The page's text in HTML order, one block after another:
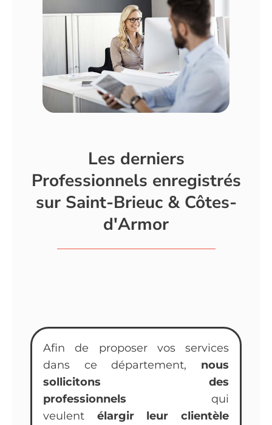
Les derniers
Professionnels enregistrés
sur Saint-Brieuc & Côtes-
d'Armor
Afin de proposer vos services
dans ce département, nous
sollicitons des
professionnels qui
veulent élargir leur clientèle